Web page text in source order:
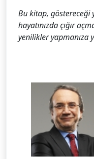
Bu kitap, göstereceği
hayatınızda çığır
yenilikler yapmanıza